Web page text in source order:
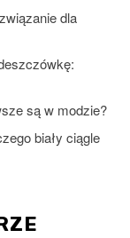
dla
są w modzie?
biały ciągle